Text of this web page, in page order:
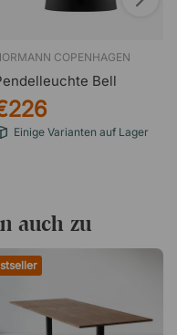
COPENHAGEN
Bell
Einige Varianten auf Lager
auch zu